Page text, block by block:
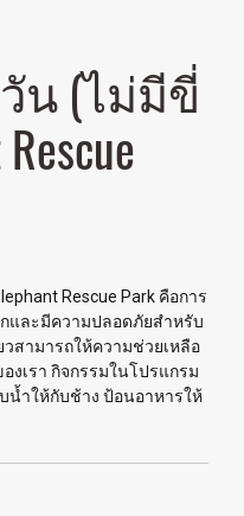
น (ไม่มีขี่
Rescue Park คือการ
และมีความปลอดภัยสำหรับ
สามารถให้ความช่วยเหลือ
งเรา กิจกรรมในโปรแกรม
น้ำให้กับช้าง ป้อนอาหารให้